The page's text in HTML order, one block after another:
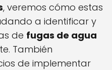
, veremos cómo estas
a identificar y
de fugas de agua
También
de implementar